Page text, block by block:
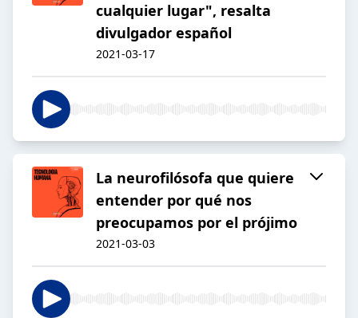
cualquier lugar", resalta
divulgador español
2021-03-17
La neurofilósofa que quiere
entender por qué nos
preocupamos por el prójimo
2021-03-03